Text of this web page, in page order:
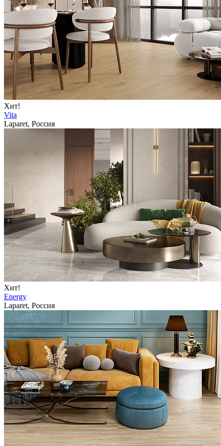
Хит!
Vita
Laparet, Россия
Хит!
Energy
Laparet, Россия